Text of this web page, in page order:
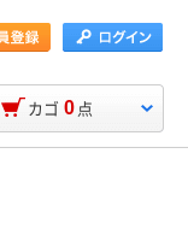
カゴ 0 点